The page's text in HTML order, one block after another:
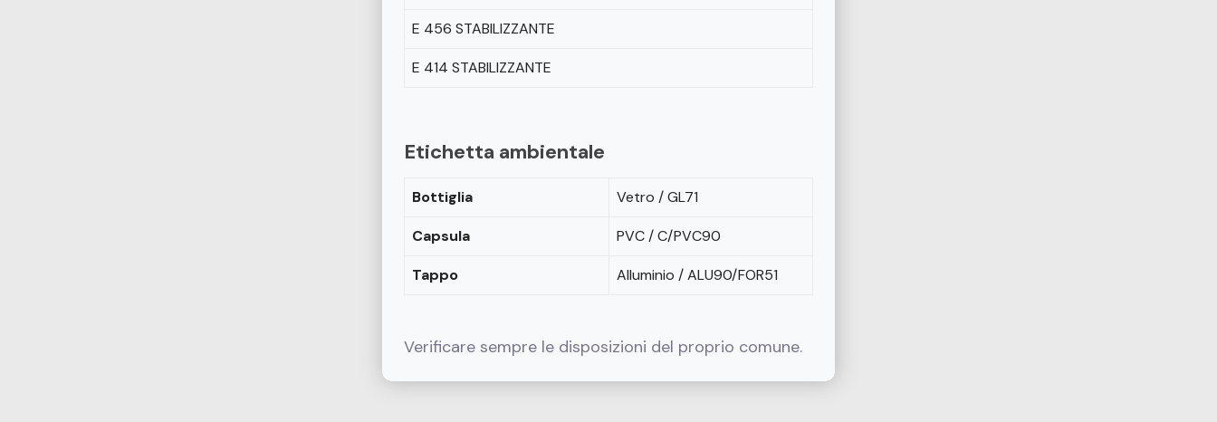
E 456 STABILIZZANTE
E 414 STABILIZZANTE
Etichetta ambientale
Bottiglia Vetro / GL71
Capsula PVC / C/PVC90
Tappo Alluminio / ALU90/FOR51
Verificare sempre le disposizioni del proprio comune.